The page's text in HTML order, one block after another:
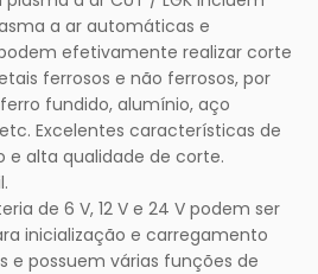
a ar automáticas e
efetivamente realizar corte
ferrosos e não ferrosos, por
fundido, alumínio, aço
Excelentes características de
e alta qualidade de corte.
de 6 V, 12 V e 24 V podem ser
inicialização e carregamento
e possuem várias funções de